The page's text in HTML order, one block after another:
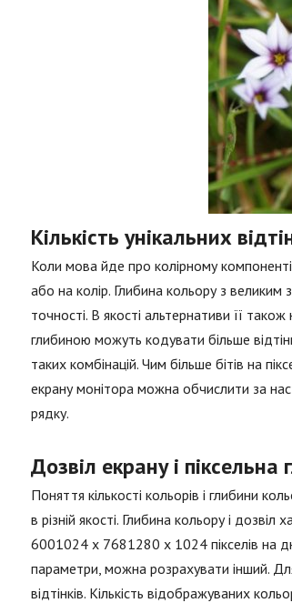
Кількість унікальних
Коли мова йде про колірному
або на колір. Глибина кольору з
точності. В якості альтернативи її
глибиною можуть кодувати більше
таких комбінацій. Чим більше бітів на
екрану монітора можна обчислити за
рядку.
Дозвіл екрану і піксельна
Поняття кількості кольорів і глибини
в різній якості. Глибина кольору і
6001024 x 7681280 x 1024 пікселів на
параметри, можна розрахувати інший. Для
відтінків. Кількість відображуваних